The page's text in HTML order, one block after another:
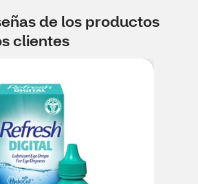
de los productos
clientes